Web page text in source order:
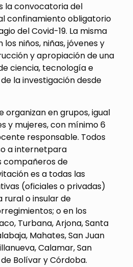
la convocatoria del
confinamiento obligatorio
del Covid-19. La misma
niños, niñas, jóvenes y
y apropiación de una
ciencia, tecnología e
la investigación desde
organizan en grupos, igual
y mujeres, con mínimo 6
responsable. Todos
a internetpara
compañeros de
es a todas las
(oficiales o privadas)
rural o insular de
o en los
Turbana, Arjona, Santa
Mahates, San Juan
Calamar, San
Bolívar y Córdoba.